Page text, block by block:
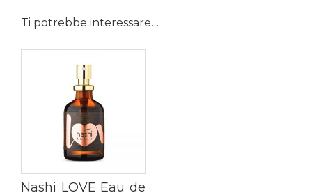
Ti potrebbe interessare…
Nashi LOVE Eau de